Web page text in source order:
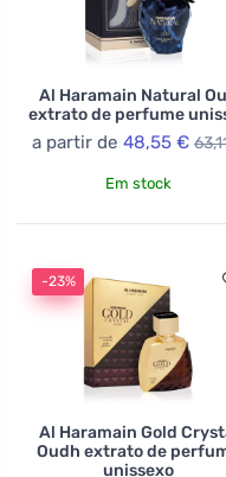
Al Haramain Natural
extrato de perfume
a partir de 48,55 €
Em stock
-23%
Al Haramain Gold
Oudh extrato de
unissexo